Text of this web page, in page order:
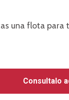
una flota para
Consultalo